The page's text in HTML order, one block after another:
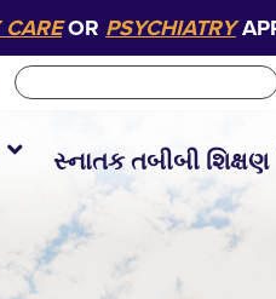
OR PSYCHIATRY
સ્નાતક તબીબી શિક્ષણ